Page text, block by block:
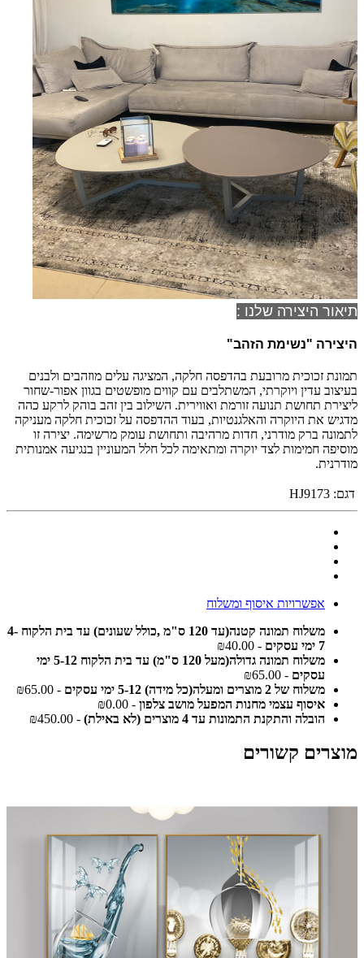
תיאור היצירה שלנו :
היצירה "נשימת הזהב"
תמונת זכוכית מרובעת בהדפסה חלקה, המציגה עלים מוזהבים ולבנים
בעיצוב עדין ויוקרתי, המשתלבים עם קווים מופשטים בגוון אפור-שחור
ליצירת תחושת תנועה זורמת ואווירית. השילוב בין זהב בוהק לרקע כהה
מדגיש את היוקרה והאלגנטיות, בעוד ההדפסה על זכוכית חלקה מעניקה
לתמונה ברק מודרני, חדות מרהיבה ותחושת עומק מרשימה. יצירה זו
מוסיפה חמימות לצד יוקרה ומתאימה לכל חלל המעוניין בנגיעה אמנותית
מודרנית.
דגם: HJ9173
אפשרויות איסוף ומשלוח
משלוח תמונה קטנה(עד 120 ס"מ ,כולל שעונים) עד בית הלקוח 4-
7 ימי עסקים
- ₪40.00
משלוח תמונה גדולה(מעל 120 ס"מ) עד בית הלקוח 5-12 ימי
עסקים - ₪65.00
משלוח של 2 מוצרים ומעלה(כל מידה) 5-12 ימי עסקים
- ₪65.00
איסוף עצמי מחנות המפעל מושב צלפון - ₪0.00
הובלה והתקנת התמונות עד 4 מוצרים (לא באילת)
- ₪450.00
מוצרים קשורים